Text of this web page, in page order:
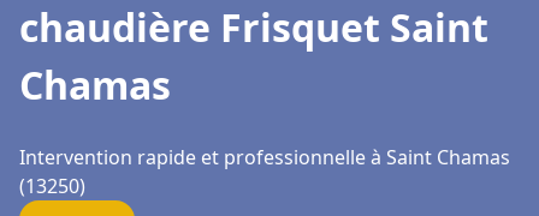
chaudière Frisquet Saint
Chamas
Intervention rapide et professionnelle à Saint Chamas
(13250)